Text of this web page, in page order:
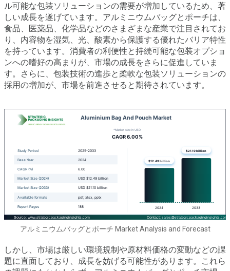
ル可能な包装ソリューションの需要が増加しているため、著
しい成長を遂げています。アルミニウムバッグとポーチは、
食品、医薬品、化学品などのさまざまな産業で注目されてお
り、内容物を湿気、光、酸素から保護する優れたバリア特性
を持っています。消費者の利便性と持続可能な包装オプショ
ンへの嗜好の高まりが、市場の成長をさらに促進していま
す。さらに、包装技術の進歩と柔軟な包装ソリューションの
採用の増加が、市場を前進させると期待されています。
アルミニウムバッグとポーチ Market Analysis and Forecast
しかし、市場は厳しい環境規制や原材料価格の変動などの課
題に直面しており、成長を妨げる可能性があります。これら